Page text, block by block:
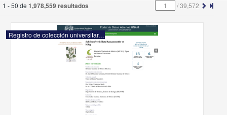
1 - 50 de 1,978,559 resultados /39,572
Registro de colección universitaria